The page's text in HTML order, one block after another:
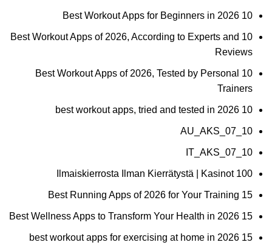
10 Best Workout Apps for Beginners in 2026
10 Best Workout Apps of 2026, According to Experts and
Reviews
10 Best Workout Apps of 2026, Tested by Personal
Trainers
10 best workout apps, tried and tested in 2026
10_07_AU_AKS
10_07_IT_AKS
100 Ilmaiskierrosta Ilman Kierrätystä | Kasinot
15 Best Running Apps of 2026 for Your Training
15 Best Wellness Apps to Transform Your Health in 2026
15 best workout apps for exercising at home in 2026